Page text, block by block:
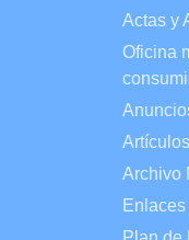
Actas y
Oficina
Archivo